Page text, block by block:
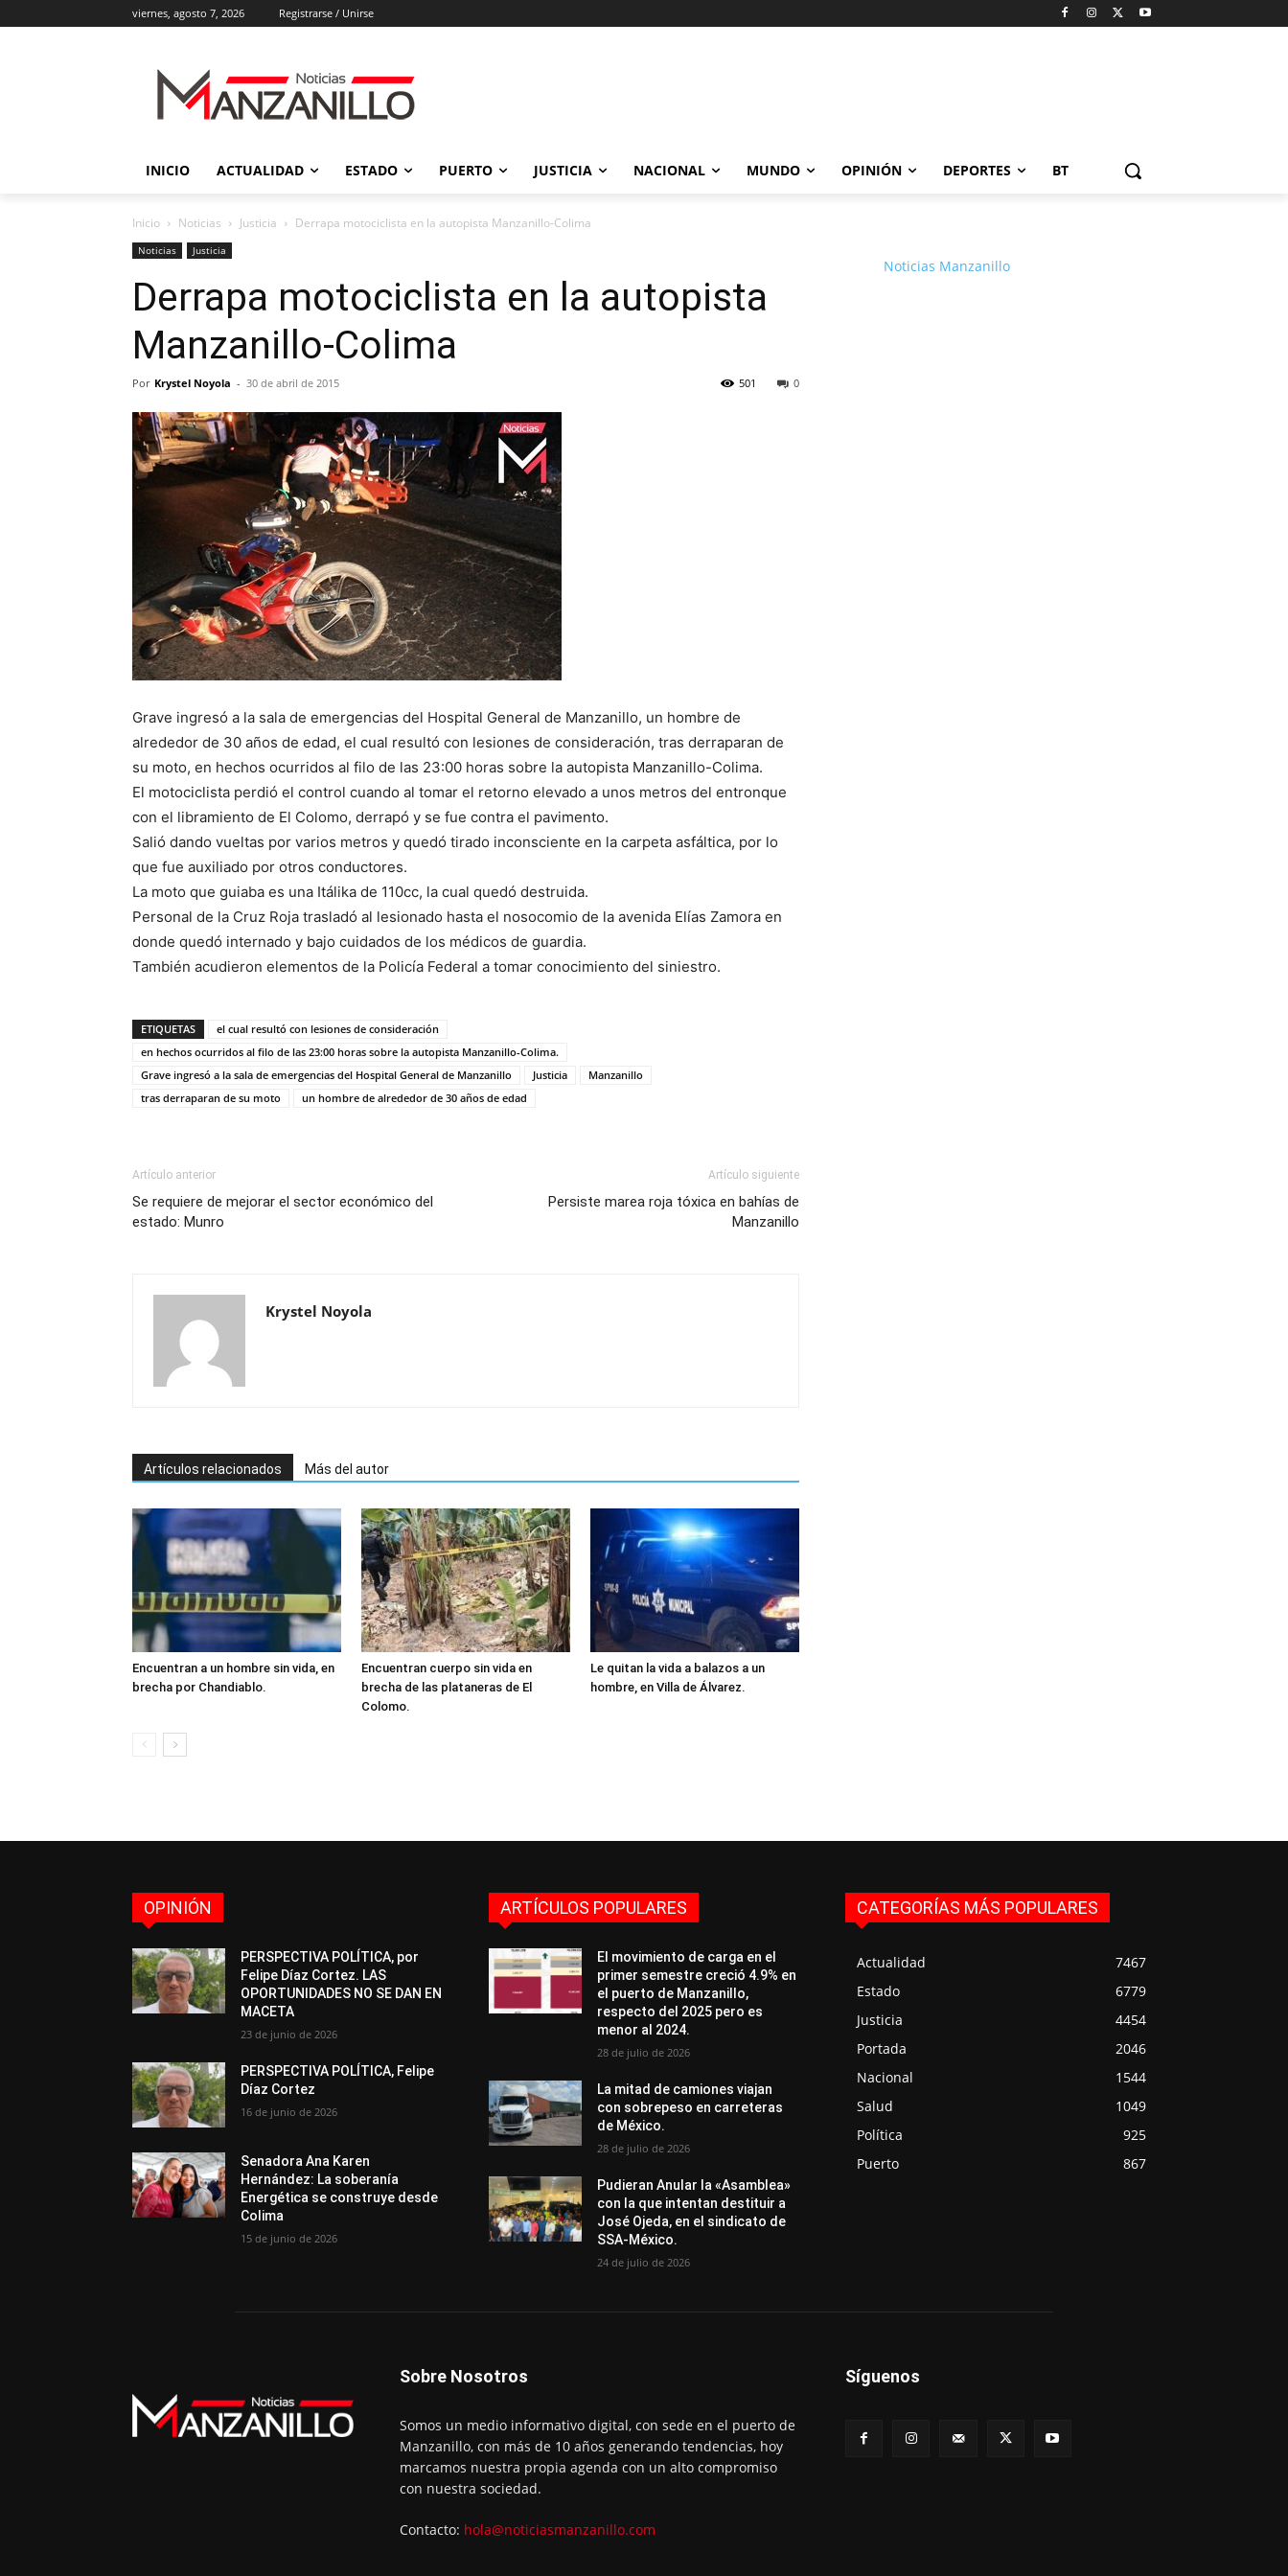
viernes, agosto 7, 2026 Registrarse / Unirse
INICIO ACTUALIDAD ESTADO PUERTO JUSTICIA NACIONAL MUNDO OPINIÓN DEPORTES BT
Inicio Noticias Justicia Derrapa motociclista en la autopista Manzanillo-Colima
Noticias Justicia
Derrapa motociclista en la autopista
Manzanillo-Colima
Por Krystel Noyola - 30 de abril de 2015 0
501
Grave ingresó a la sala de emergencias del Hospital General de Manzanillo, un hombre de
alrededor de 30 años de edad, el cual resultó con lesiones de consideración, tras derraparan de
su moto, en hechos ocurridos al filo de las 23:00 horas sobre la autopista Manzanillo-Colima.
El motociclista perdió el control cuando al tomar el retorno elevado a unos metros del entronque
con el libramiento de El Colomo, derrapó y se fue contra el pavimento.
Salió dando vueltas por varios metros y quedó tirado inconsciente en la carpeta asfáltica, por lo
que fue auxiliado por otros conductores.
La moto que guiaba es una Itálika de 110cc, la cual quedó destruida.
Personal de la Cruz Roja trasladó al lesionado hasta el nosocomio de la avenida Elías Zamora en
donde quedó internado y bajo cuidados de los médicos de guardia.
También acudieron elementos de la Policía Federal a tomar conocimiento del siniestro.
ETIQUETAS
el cual resultó con lesiones de consideración
en hechos ocurridos al filo de las 23:00 horas sobre la autopista Manzanillo-Colima.
Grave ingresó a la sala de emergencias del Hospital General de Manzanillo
Justicia
Manzanillo
tras derraparan de su moto
un hombre de alrededor de 30 años de edad
Artículo anterior
Se requiere de mejorar el sector económico del
estado: Munro
Artículo siguiente
Persiste marea roja tóxica en bahías de
Manzanillo
Krystel Noyola
Artículos relacionados Más del autor
Encuentran a un hombre sin vida, en
brecha por Chandiablo.
Encuentran cuerpo sin vida en
brecha de las plataneras de El
Colomo.
Le quitan la vida a balazos a un
hombre, en Villa de Álvarez.
Noticias Manzanillo
OPINIÓN
PERSPECTIVA POLÍTICA, por
Felipe Díaz Cortez. LAS
OPORTUNIDADES NO SE DAN EN
MACETA
23 de junio de 2026
PERSPECTIVA POLÍTICA, Felipe
Díaz Cortez
16 de junio de 2026
Senadora Ana Karen
Hernández: La soberanía
Energética se construye desde
Colima
15 de junio de 2026
ARTÍCULOS POPULARES
El movimiento de carga en el
primer semestre creció 4.9% en
el puerto de Manzanillo,
respecto del 2025 pero es
menor al 2024.
28 de julio de 2026
La mitad de camiones viajan
con sobrepeso en carreteras
de México.
28 de julio de 2026
Pudieran Anular la «Asamblea»
con la que intentan destituir a
José Ojeda, en el sindicato de
SSA-México.
24 de julio de 2026
CATEGORÍAS MÁS POPULARES
Actualidad
7467
Estado
6779
Justicia
4454
Portada
2046
Nacional
1544
Salud
1049
Política
925
Puerto
867
Sobre Nosotros
Somos un medio informativo digital, con sede en el puerto de
Manzanillo, con más de 10 años generando tendencias, hoy
marcamos nuestra propia agenda con un alto compromiso
con nuestra sociedad.
Contacto: hola@noticiasmanzanillo.com
Síguenos